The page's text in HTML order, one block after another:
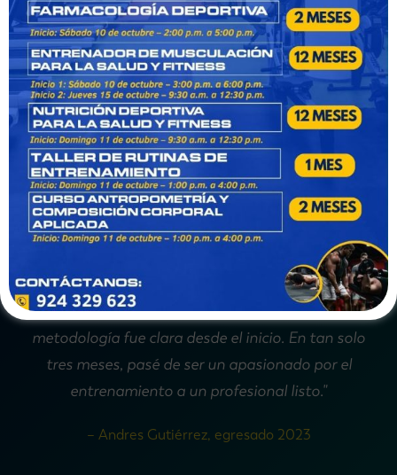
"Gracias al IDDE, hoy soy personal trainer en uno de
los mejores gimnasios de Lima. El enfoque práctico
fue clave para lograrlo. Las clases eran dinámicas,
los profesores conocían la realidad del mercado y la
metodología fue clara desde el inicio. En tan solo
tres meses, pasé de ser un apasionado por el
entrenamiento a un profesional listo."
– Andres Gutiérrez, egresado 2023